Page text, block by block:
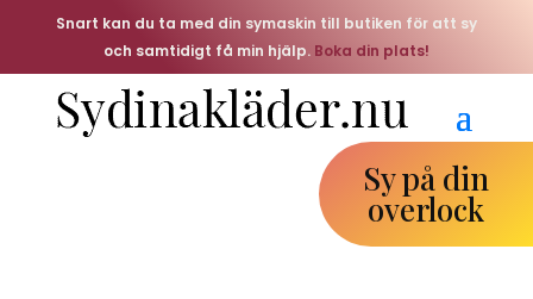
Snart kan du ta med din symaskin till butiken för att sy
och samtidigt få min hjälp. Boka din plats!
Sy på din
overlock